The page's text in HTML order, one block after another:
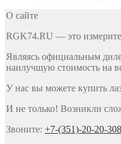
О сайте
RGK74.RU — это
Являясь официальным
наилучшую стоимость на
У нас вы можете купить
И не только! Возникли
Звоните: +7-(351)-20-20-308